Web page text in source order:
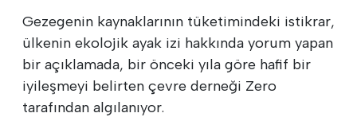
Gezegenin kaynaklarının tüketimindeki istikrar,
ülkenin ekolojik ayak izi hakkında yorum yapan
bir açıklamada, bir önceki yıla göre hafif bir
iyileşmeyi belirten çevre derneği Zero
tarafından algılanıyor.